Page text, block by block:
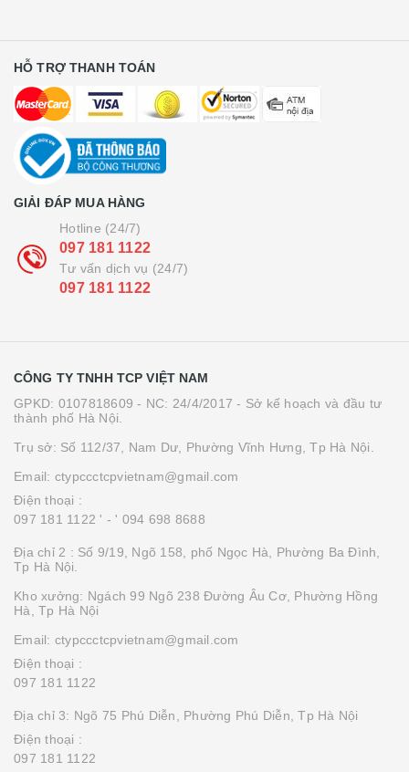
HỖ TRỢ THANH TOÁN
GIẢI ĐÁP MUA HÀNG
Hotline (24/7)
097 181 1122
Tư vấn dịch vụ (24/7)
097 181 1122
CÔNG TY TNHH TCP VIỆT NAM
GPKD: 0107818609 - NC: 24/4/2017 - Sở kế hoạch và đầu tư
thành phố Hà Nội.
Trụ sở: Số 112/37, Nam Dư, Phường Vĩnh Hưng, Tp Hà Nội.
Email: ctypccctcpvietnam@gmail.com
Điện thoại :
097 181 1122 ' - ' 094 698 8688
Địa chỉ 2 : Số 9/19, Ngõ 158, phố Ngọc Hà, Phường Ba Đình,
Tp Hà Nội.
Kho xưởng: Ngách 99 Ngõ 238 Đường Âu Cơ, Phường Hồng
Hà, Tp Hà Nội
Email: ctypccctcpvietnam@gmail.com
Điện thoại :
097 181 1122
Địa chỉ 3: Ngõ 75 Phú Diễn, Phường Phú Diễn, Tp Hà Nội
Điện thoại :
097 181 1122